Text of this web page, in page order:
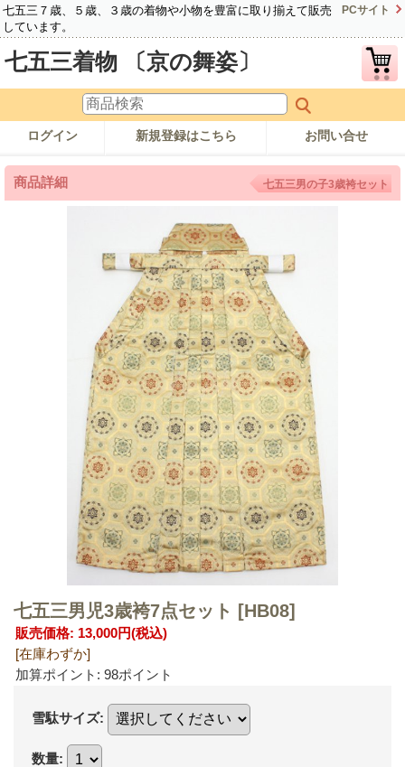
七五三７歳、５歳、３歳の着物や小物を豊富に取り揃えて販売
しています。
PCサイト
七五三着物 〔京の舞姿〕
ログイン 新規登録はこちら お問い合せ
商品詳細 七五三男の子3歳袴セット
七五三男児3歳袴7点セット [HB08]
販売価格: 13,000円(税込)
[在庫わずか]
加算ポイント: 98ポイント
雪駄サイズ:
数量: